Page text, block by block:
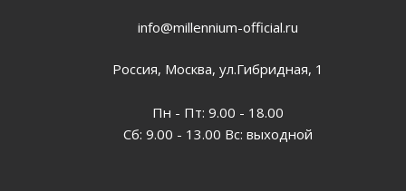
info@millennium-official.ru
Россия, Москва, ул.Гибридная, 1
Пн - Пт: 9.00 - 18.00
Сб: 9.00 - 13.00 Вс: выходной